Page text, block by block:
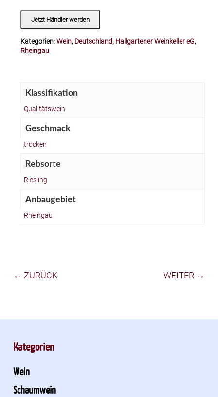
Jetzt Händler werden
Kategorien:Wein, Deutschland, Hallgartener Weinkeller eG,
Rheingau
Klassifikation
Qualitätswein
Geschmack
trocken
Rebsorte
Riesling
Anbaugebiet
Rheingau
← ZURÜCK WEITER →
Kategorien
Wein
Schaumwein